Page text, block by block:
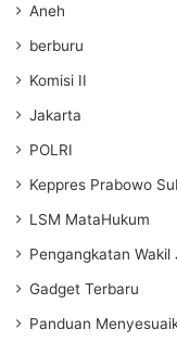
Aneh
berburu
Komisi II
Jakarta
POLRI
Keppres Prabowo
LSM MataHukum
Pengangkatan Wakil
Gadget Terbaru
Panduan